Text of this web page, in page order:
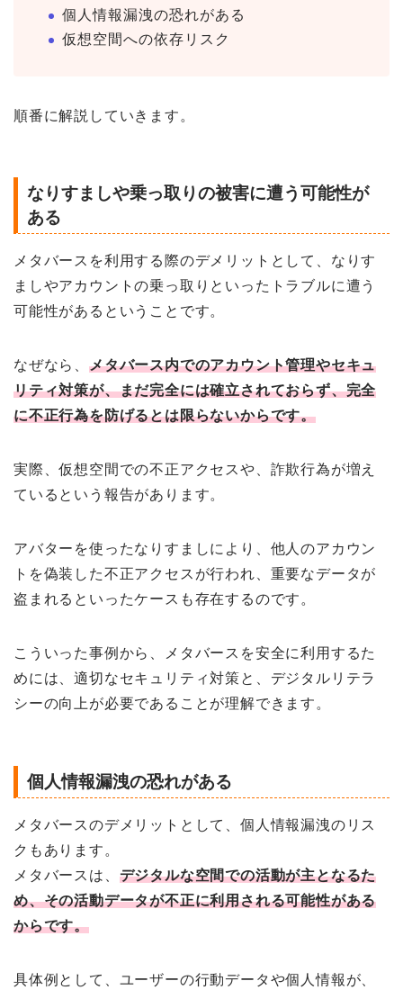
個人情報漏洩の恐れがある
仮想空間への依存リスク
順番に解説していきます。
なりすましや乗っ取りの被害に遭う可能性が
ある
メタバースを利用する際のデメリットとして、なりす
ましやアカウントの乗っ取りといったトラブルに遭う
可能性があるということです。
なぜなら、 メタバース内でのアカウント管理やセキュ
リティ対策が、まだ完全には確立されておらず、完全
に不正行為を防げるとは限らないからです。
実際、仮想空間での不正アクセスや、詐欺行為が増え
ているという報告があります。
アバターを使ったなりすましにより、他人のアカウン
トを偽装した不正アクセスが行われ、重要なデータが
盗まれるといったケースも存在するのです。
こういった事例から、メタバースを安全に利用するた
めには、適切なセキュリティ対策と、デジタルリテラ
シーの向上が必要であることが理解できます。
個人情報漏洩の恐れがある
メタバースのデメリットとして、個人情報漏洩のリス
クもあります。
メタバースは、 デジタルな空間での活動が主となるた
め、その活動データが不正に利用される可能性がある
からです。
具体例として、ユーザーの行動データや個人情報が、